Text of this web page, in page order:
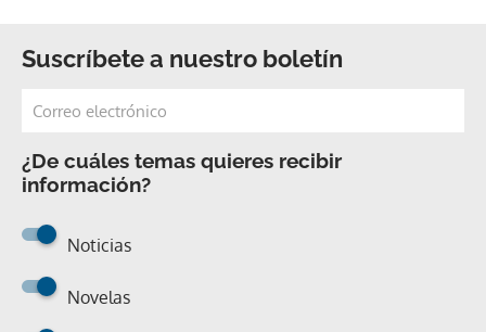
Suscríbete a nuestro boletín
¿De cuáles temas quieres recibir
información?
Noticias
Novelas